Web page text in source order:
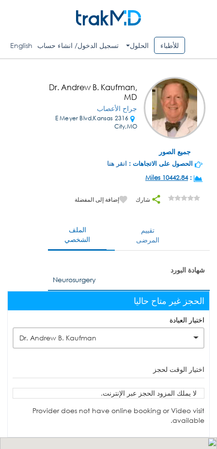
للأطباء الحلول تسجيل الدخول/ انشاء حساب English
جميع الصور
Dr. Andrew B. Kaufman,
MD
جراح الأعصاب
2316 E Meyer Blvd,Kansas
City,MO
الحصول على الاتجاهات : انقر هنا
:
10442.84 Miles
شارك إضافة إلى المفضلة
الملف
الشخصي
تقييم
المرضى
شهادة البورد
Neurosurgery
الحجز غير متاح حاليا
اختيار العيادة
Dr. Andrew B. Kaufman
اختيار الوقت لحجز
لا يملك المزود الحجز عبر الإنترنت.
Provider does not have online booking or Video visit
available.